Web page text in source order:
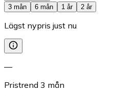
3 mån
6 mån 1 år 2 år
Lägst nypris just nu
—
Pristrend 3 mån